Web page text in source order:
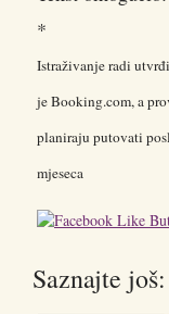
*
Istraživanje radi
je Booking.com, a
planiraju putovati
mjeseca
Saznajte još: